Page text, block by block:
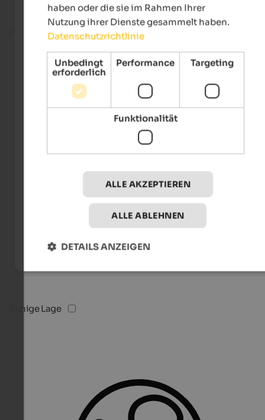
Fitnessbereich
Ruhige Lage
haben oder die sie im Rahmen Ihrer
Nutzung ihrer Dienste gesammelt haben.
Datenschutzrichtlinie
Unbedingt
erforderlich
Performance Targeting
Funktionalität
ALLE AKZEPTIEREN
ALLE ABLEHNEN
DETAILS ANZEIGEN